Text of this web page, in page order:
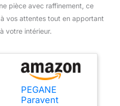
pièce avec raffinement, ce
vos attentes tout en apportant
votre intérieur.
PEGANE
Paravent